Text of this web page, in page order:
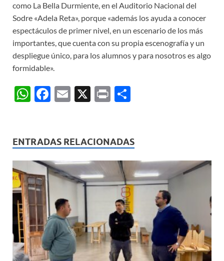
como La Bella Durmiente, en el Auditorio Nacional del
Sodre «Adela Reta», porque «además los ayuda a conocer
espectáculos de primer nivel, en un escenario de los más
importantes, que cuenta con su propia escenografía y un
despliegue único, para los alumnos y para nosotros es algo
formidable».
W
s
A
p
p
F
b
o
o
E
X
P
p
ar
ti
r
ENTRADAS RELACIONADAS